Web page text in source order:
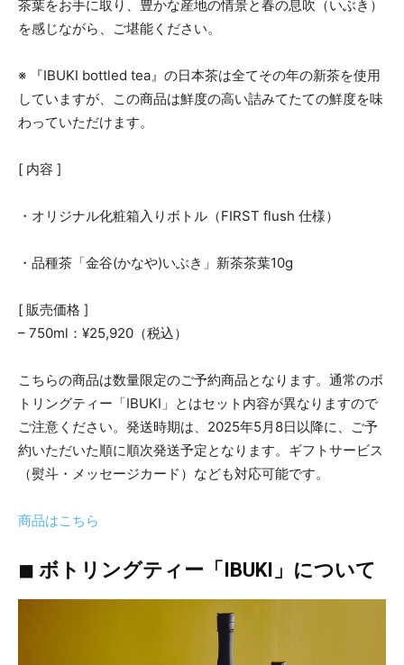
茶葉をお手に取り、豊かな産地の情景と春の息吹（いぶき）
を感じながら、ご堪能ください。
※ 『IBUKI bottled tea』の日本茶は全てその年の新茶を使用
していますが、この商品は鮮度の高い詰みてたての鮮度を味
わっていただけます。
[ 内容 ]
・オリジナル化粧箱入りボトル（FIRST flush 仕様）
・品種茶「金谷(かなや)いぶき」新茶茶葉10g
[ 販売価格 ]
– 750ml：¥25,920（税込）
こちらの商品は数量限定のご予約商品となります。通常のボ
トリングティー「IBUKI」とはセット内容が異なりますので
ご注意ください。発送時期は、2025年5月8日以降に、ご予
約いただいた順に順次発送予定となります。ギフトサービス
（熨斗・メッセージカード）なども対応可能です。
商品はこちら
◼︎ ボトリングティー「IBUKI」について